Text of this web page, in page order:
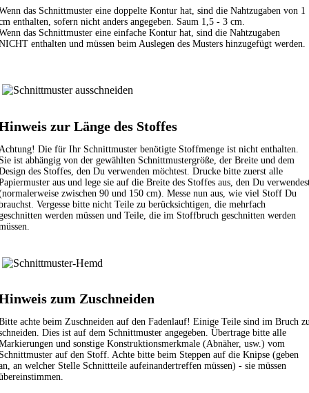
das Schnittmuster eine doppelte Kontur hat, sind die Nahtzugaben von 1
enthalten, sofern nicht anders angegeben. Saum 1,5 - 3 cm.
das Schnittmuster eine einfache Kontur hat, sind die Nahtzugaben
enthalten und müssen beim Auslegen des Musters hinzugefügt werden.
zur Länge des Stoffes
Die für Ihr Schnittmuster benötigte Stoffmenge ist nicht enthalten.
ist abhängig von der gewählten Schnittmustergröße, der Breite und dem
des Stoffes, den Du verwenden möchtest. Drucke bitte zuerst alle
aus und lege sie auf die Breite des Stoffes aus, den Du
zwischen 90 und 150 cm). Messe nun aus, wie viel Stoff Du
Vergesse bitte nicht Teile zu berücksichtigen, die mehrfach
werden müssen und Teile, die im Stoffbruch geschnitten werden
zum Zuschneiden
achte beim Zuschneiden auf den Fadenlauf! Einige Teile sind im Bruch
Dies ist auf dem Schnittmuster angegeben. Übertrage bitte alle
und sonstige Konstruktionsmerkmale (Abnäher, usw.) vom
auf den Stoff. Achte bitte beim Steppen auf die Knipse (geben
an welcher Stelle Schnittteile aufeinandertreffen müssen) - sie müssen